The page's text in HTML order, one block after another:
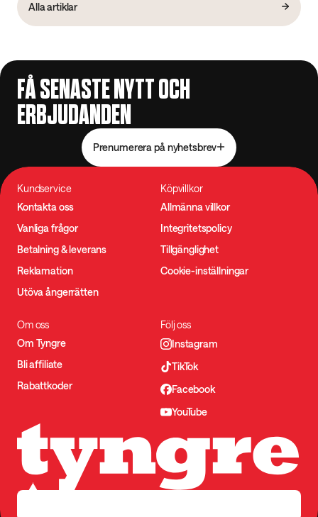
Alla artiklar
FÅ SENASTE NYTT OCH
ERBJUDANDEN
Prenumerera på nyhetsbrev
Kundservice
Kontakta oss
Vanliga frågor
Betalning & leverans
Reklamation
Utöva ångerrätten
Köpvillkor
Allmänna villkor
Integritetspolicy
Tillgänglighet
Cookie-inställningar
Om oss
Om Tyngre
Bli affiliate
Rabattkoder
Följ oss
Instagram
TikTok
Facebook
YouTube